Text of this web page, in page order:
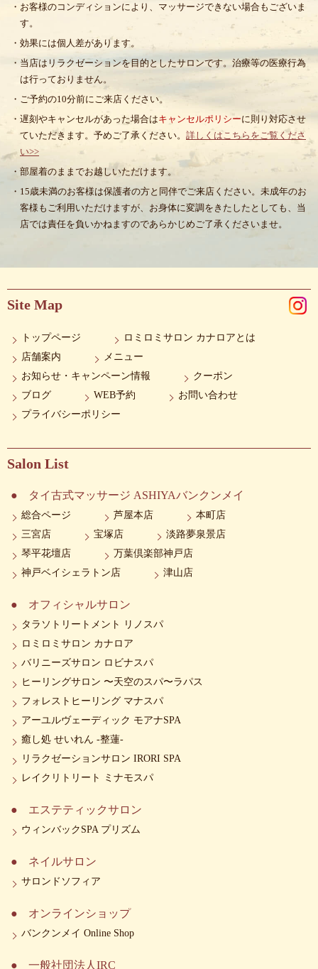
・お客様のコンディションにより、マッサージできない場合もございま
す。
・効果には個人差があります。
・当店はリラクゼーションを目的としたサロンです。治療等の医療行為
は行っておりません。
・ご予約の10分前にご来店ください。
・遅刻やキャンセルがあった場合はキャンセルポリシーに則り対応させ
ていただきます。予めご了承ください。 詳しくはこちらをご覧くださ
い>>
・部屋着のままでお越しいただけます。
・15歳未満のお客様は保護者の方と同伴でご来店ください。未成年のお
客様もご利用いただけますが、お身体に変調をきたしたとしても、当
店では責任を負いかねますのであらかじめご了承くださいませ。
Site Map
トップページ
ロミロミサロン カナロアとは
店舗案内
メニュー
お知らせ・キャンペーン情報
クーポン
ブログ
WEB予約
お問い合わせ
プライバシーポリシー
Salon List
タイ古式マッサージ ASHIYAバンクンメイ
総合ページ 芦屋本店
本町店
三宮店
宝塚店
淡路夢泉景店
琴平花壇店
万葉倶楽部神戸店
神戸ベイシェラトン店
津山店
オフィシャルサロン
タラソトリートメント リノスパ
ロミロミサロン カナロア
バリニーズサロン ロビナスパ
ヒーリングサロン 〜天空のスパ〜ラパス
フォレストヒーリング マナスパ
アーユルヴェーディック モアナSPA
癒し処 せいれん -整蓮-
リラクゼーションサロン IRORI SPA
レイクリトリート ミナモスパ
エステティックサロン
ウィンバックSPA プリズム
ネイルサロン
サロンドソフィア
オンラインショップ
バンクンメイ Online Shop
一般社団法人IRC